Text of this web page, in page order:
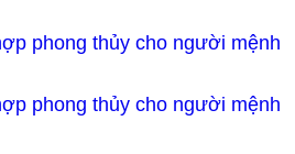
phong thủy cho người mệnh
phong thủy cho người mệnh